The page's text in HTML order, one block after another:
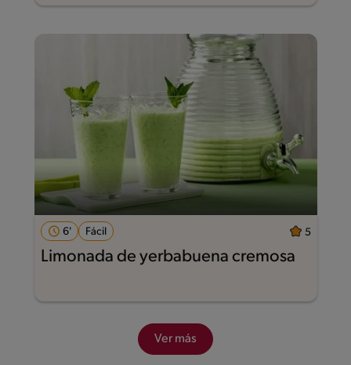
6' Fácil 5
Limonada de yerbabuena cremosa
Ver más